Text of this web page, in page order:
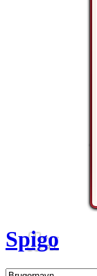
Spigo